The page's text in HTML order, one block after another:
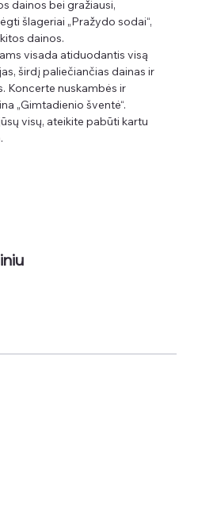
dainos bei gražiausi,
šlageriai „Pražydo sodai“,
dainos.
visada atiduodantis visą
širdį paliečiančias dainas ir
Koncerte nuskambės ir
„Gimtadienio šventė“.
visų, ateikite pabūti kartu